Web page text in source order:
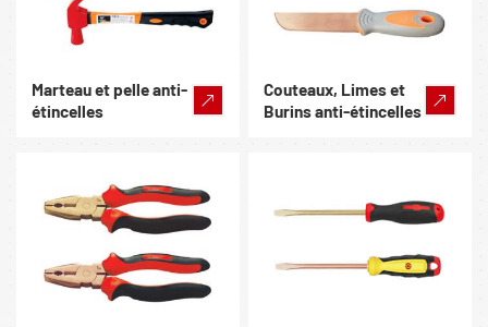
Marteau et pelle anti-
étincelles
Couteaux, Limes et
Burins anti-étincelles